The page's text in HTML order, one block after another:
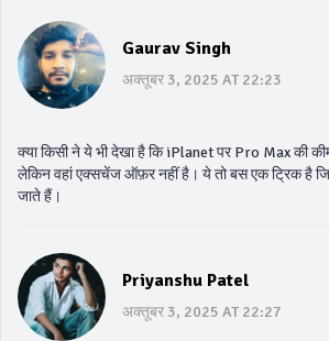
Gaurav Singh
अक्तूबर 3, 2025 AT 22:23
क्या किसी ने ये भी देखा है कि iPlanet पर Pro Max की
लेकिन वहां एक्सचेंज ऑफ़र नहीं है। ये तो बस एक ट्रिक है
जाते हैं।
Priyanshu Patel
अक्तूबर 3, 2025 AT 22:27